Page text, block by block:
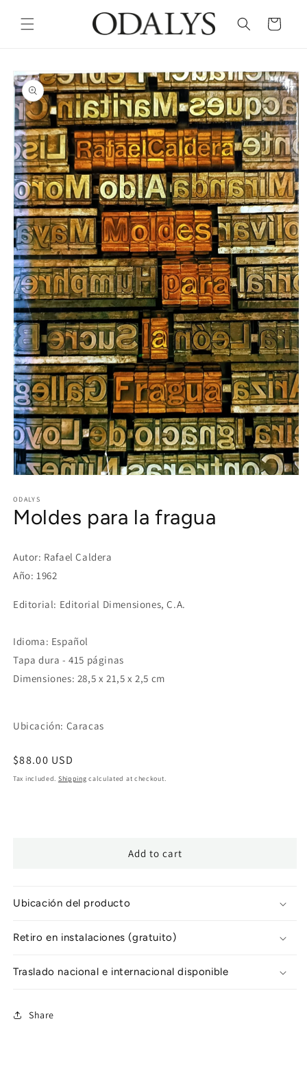
content
Cart
Skip to
product
information
1
in
modal
ODALYS
Moldes para la fragua
Autor: Rafael Caldera
Año: 1962
Editorial: Editorial Dimensiones, C.A.
Idioma: Español
Tapa dura - 415 páginas
Dimensiones: 28,5 x 21,5 x 2,5 cm
Ubicación: Caracas
Regular
price
$88.00 USD
Tax included. Shipping calculated at checkout.
Add to cart
Ubicación del producto
Retiro en instalaciones (gratuito)
Traslado nacional e internacional disponible
Share